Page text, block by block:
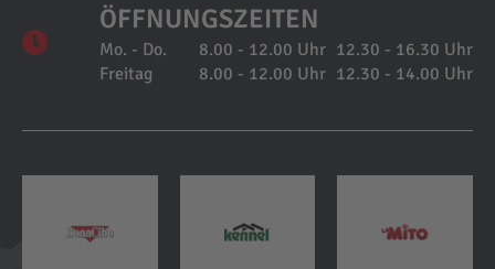
ÖFFNUNGSZEITEN
Mo. - Do. 8.00 - 12.00 Uhr 12.30 - 16.30 Uhr
Freitag
8.00 - 12.00 Uhr 12.30 - 14.00 Uhr